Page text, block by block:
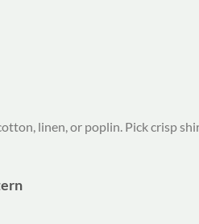
linen, or poplin. Pick crisp